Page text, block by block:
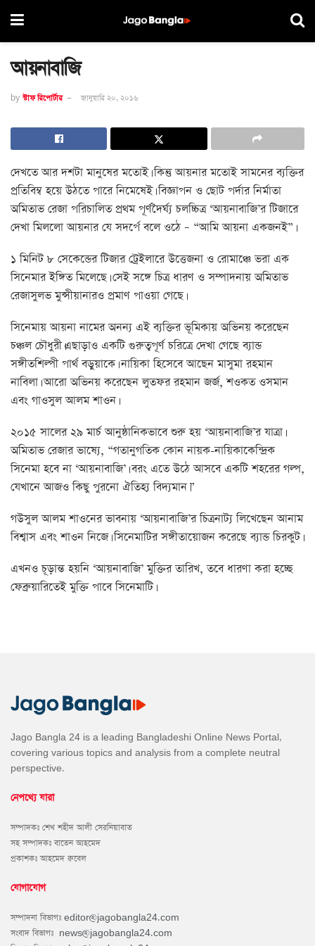
আয়নাবাজি
by স্টাফ রিপোর্টার জানুয়ারি ২০, ২০১৬
দেখতে আর দশটা মানুষের মতোই। কিন্তু আয়নার মতোই সামনের ব্যক্তির
প্রতিবিম্ব হয়ে উঠতে পারে নিমেষেই। বিজ্ঞাপন ও ছোট পর্দার নির্মাতা
অমিতাভ রেজা পরিচালিত প্রথম পূর্ণদৈর্ঘ্য চলচ্চিত্র ‘আয়নাবাজি’র টিজারে
দেখা মিললো আয়নার যে সদর্পে বলে ওঠে – “আমি আয়না একজনই”।
১ মিনিট ৮ সেকেন্ডের টিজার ট্রেইলারে উত্তেজনা ও রোমাঞ্চে ভরা এক
সিনেমার ইঙ্গিত মিলেছে। সেই সঙ্গে চিত্র ধারণ ও সম্পাদনায় অমিতাভ
রেজাসুলভ মুন্সীয়ানারও প্রমাণ পাওয়া গেছে।
সিনেমায় আয়না নামের অনন্য এই ব্যক্তির ভূমিকায় অভিনয় করেছেন
চঞ্চল চৌধুরী।এছাড়াও একটি গুরুত্বপূর্ণ চরিত্রে দেখা গেছে ব্যান্ড
সঙ্গীতশিল্পী পার্থ বড়ুয়াকে। নায়িকা হিসেবে আছেন মাসুমা রহমান
নাবিলা। আরো অভিনয় করেছেন লুতফর রহমান জর্জ, শওকত ওসমান
এবং গাওসুল আলম শাওন।
২০১৫ সালের ২৯ মার্চ আনুষ্ঠানিকভাবে শুরু হয় ‘আয়নাবাজি’র যাত্রা।
অমিতাভ রেজার ভাষ্যে, “গতানুগতিক কোন নায়ক-নায়িকাকেন্দ্রিক
সিনেমা হবে না ‘আয়নাবাজি’। বরং এতে উঠে আসবে একটি শহরের গল্প,
যেখানে আজও কিছু পুরনো ঐতিহ্য বিদ্যমান।”
গউসুল আলম শাওনের ভাবনায় ‘আয়নাবাজি’র চিত্রনাট্য লিখেছেন আনাম
বিশ্বাস এবং শাওন নিজে। সিনেমাটির সঙ্গীতায়োজন করেছে ব্যান্ড চিরকুট।
এখনও চূড়ান্ত হয়নি ‘আয়নাবাজি’ মুক্তির তারিখ, তবে ধারণা করা হচ্ছে
ফেব্রুয়ারিতেই মুক্তি পাবে সিনেমাটি।
Jago Bangla 24 is a leading Bangladeshi Online News Portal,
covering various topics and analysis from a complete neutral
perspective.
নেপথ্যে যারা
সম্পাদকঃ শেখ শহীদ আলী সেরনিয়াবাত
সহ সম্পাদকঃ বাতেন আহমেদ
প্রকাশকঃ আহমেদ রুবেল
যোগাযোগ
সম্পাদনা বিভাগঃ editor@jagobangla24.com
সংবাদ বিভাগঃ news@jagobangla24.com